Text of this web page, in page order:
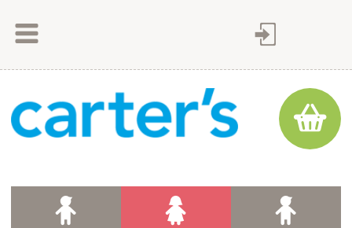
Как оплатить
Доставка товара
Контакты